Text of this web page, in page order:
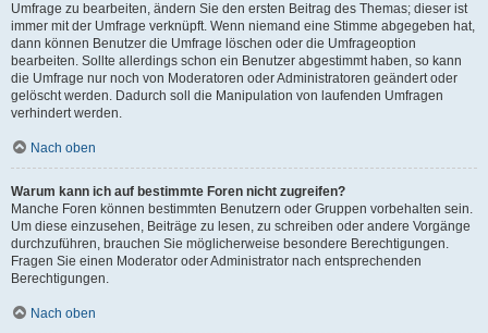
Umfrage zu bearbeiten, ändern Sie den ersten Beitrag des Themas; dieser ist
immer mit der Umfrage verknüpft. Wenn niemand eine Stimme abgegeben hat,
dann können Benutzer die Umfrage löschen oder die Umfrageoption
bearbeiten. Sollte allerdings schon ein Benutzer abgestimmt haben, so kann
die Umfrage nur noch von Moderatoren oder Administratoren geändert oder
gelöscht werden. Dadurch soll die Manipulation von laufenden Umfragen
verhindert werden.
Nach oben
Warum kann ich auf bestimmte Foren nicht zugreifen?
Manche Foren können bestimmten Benutzern oder Gruppen vorbehalten sein.
Um diese einzusehen, Beiträge zu lesen, zu schreiben oder andere Vorgänge
durchzuführen, brauchen Sie möglicherweise besondere Berechtigungen.
Fragen Sie einen Moderator oder Administrator nach entsprechenden
Berechtigungen.
Nach oben